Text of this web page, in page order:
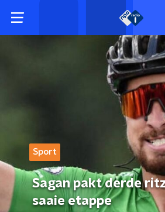
Sport
Sagan pakt derde
saaie etappe